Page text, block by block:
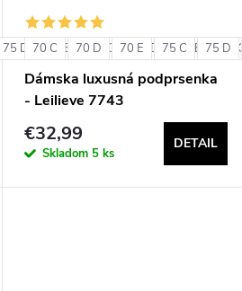
75 D 80 B 80 C 80 D 85 B 85 C
70 C 70 D 70 E 75 C 75 D
Dámska luxusná podprsenka
- Leilieve 7743
€32,99
Skladom 5 ks
DETAIL